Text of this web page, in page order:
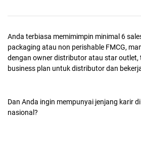
Anda terbiasa memimimpin minimal 6
packaging atau non perishable FMCG,
dengan owner distributor atau star outlet,
business plan untuk distributor dan
Dan Anda ingin mempunyai jenjang karir
nasional?